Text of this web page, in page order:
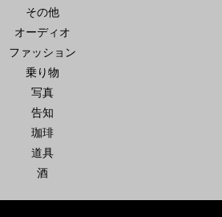
その他
オーディオ
ファッション
乗り物
写真
告知
珈琲
道具
酒